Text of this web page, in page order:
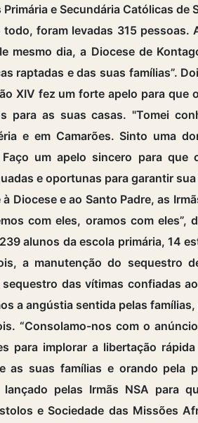
e Secundária Católicas
foram levadas 315 pessoas.
mesmo dia, a Diocese de
raptadas e das suas famílias”.
XIV fez um forte apelo para
para as suas casas. "Tomei
e em Camarões. Sinto uma
um apelo sincero para
e oportunas para garantir
Diocese e ao Santo Padre, as
com eles, oramos com eles”,
alunos da escola primária, 14
a manutenção do sequestro
das vítimas confiadas
a angústia sentida pelas
“Consolamo-nos com o
para implorar a libertação
as suas famílias e orando pela
pelas Irmãs NSA para
e Sociedade das Missões